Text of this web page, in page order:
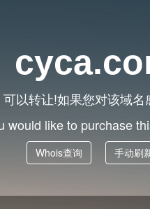
可以转让!如果您对该域名
would like to purchase
Whois查询 手动刷